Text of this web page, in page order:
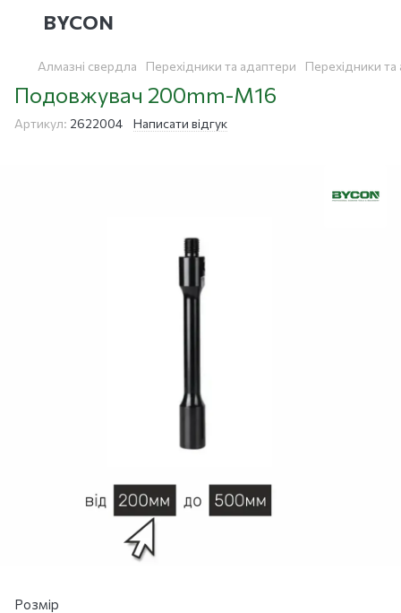
BYCON
Алмазні свердла Перехідники та адаптери Перехідники
Подовжувач 200mm-M16
Артикул: 2622004 Написати відгук
Розмір